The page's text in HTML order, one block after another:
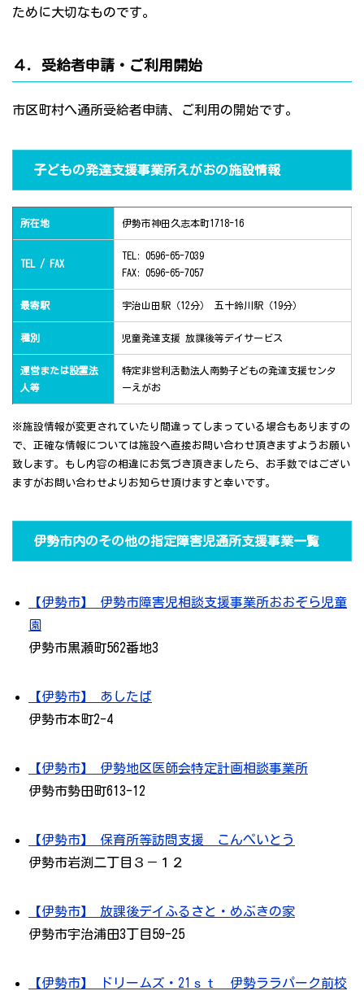
ために大切なものです。
４．受給者申請・ご利用開始
市区町村へ通所受給者申請、ご利用の開始です。
子どもの発達支援事業所えがおの施設情報
所在地 伊勢市神田久志本町1718-16
TEL / FAX
TEL: 0596-65-7039
FAX: 0596-65-7057
最寄駅 宇治山田駅（12分） 五十鈴川駅（19分）
種別 児童発達支援 放課後等デイサービス
運営または設置法
人等
特定非営利活動法人南勢子どもの発達支援センタ
ーえがお
※施設情報が変更されていたり間違ってしまっている場合もありますの
で、正確な情報については施設へ直接お問い合わせ頂きますようお願い
致します。もし内容の相違にお気づき頂きましたら、お手数ではござい
ますがお問い合わせよりお知らせ頂けますと幸いです。
伊勢市内のその他の指定障害児通所支援事業一覧
【伊勢市】 伊勢市障害児相談支援事業所おおぞら児童
園
伊勢市黒瀬町562番地3
【伊勢市】 あしたば
伊勢市本町2-4
【伊勢市】 伊勢地区医師会特定計画相談事業所
伊勢市勢田町613-12
【伊勢市】 保育所等訪問支援 こんぺいとう
伊勢市岩渕二丁目３－１２
【伊勢市】 放課後デイふるさと・めぶきの家
伊勢市宇治浦田3丁目59-25
【伊勢市】 ドリームズ・21ｓｔ 伊勢ララパーク前校